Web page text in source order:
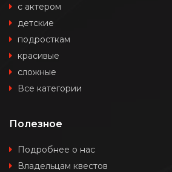
с актером
детские
подросткам
красивые
сложные
Все категории
Полезное
Подробнее о нас
Владельцам квестов